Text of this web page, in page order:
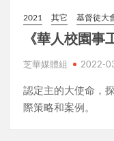
2021 其它 基督徒大
《華人校園事
芝華媒體組 2022-
認定主的大使命，
際策略和案例。